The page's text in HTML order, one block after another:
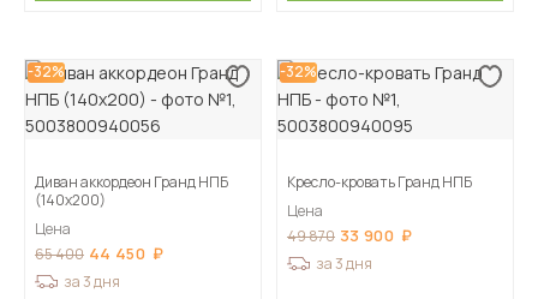
-32%
Диван аккордеон Гранд НПБ
(140х200)
Цена
65 400 44 450
за 3 дня
-32%
Кресло-кровать Гранд НПБ
Цена
49 870 33 900
за 3 дня